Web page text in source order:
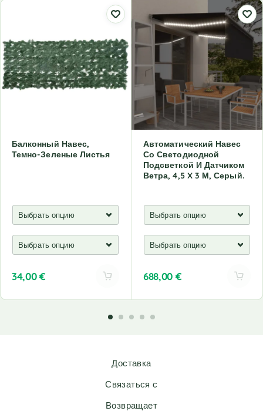
Балконный Навес,
Темно-Зеленые Листья
34,00€
Автоматический Навес
Со Светодиодной
Подсветкой И Датчиком
Ветра, 4,5 X 3 М, Серый.
688,00 €
t
a
v
Доставка
Связаться с
Возвращает